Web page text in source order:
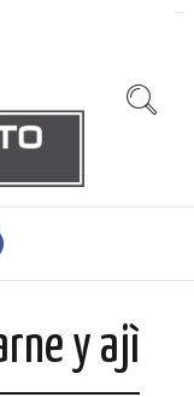
y ajì